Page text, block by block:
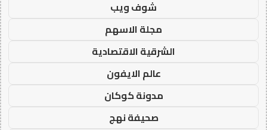
شوف ويب
مجلة الاسهم
الشرقية الاقتصادية
عالم الايفون
مدونة كوكان
صحيفة نهج